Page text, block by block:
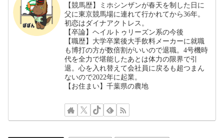
【競馬歴】ミホシンザンが春天を制した日に
父に東京競馬場に連れて行かれてから36年。
初恋はダイナアクトレス。
【卒論】ヘイルトゥリーズン系の今後
【職歴】大学卒業後大手飲料メーカーに就職
も博打の方が数倍割がいいので退職。4号機時
代を全力で堪能したあとは体力の限界で引
退。心を入れ替えて会社員に戻るも超つまん
ないので2022年に起業。
【お住まい】千葉県の農地